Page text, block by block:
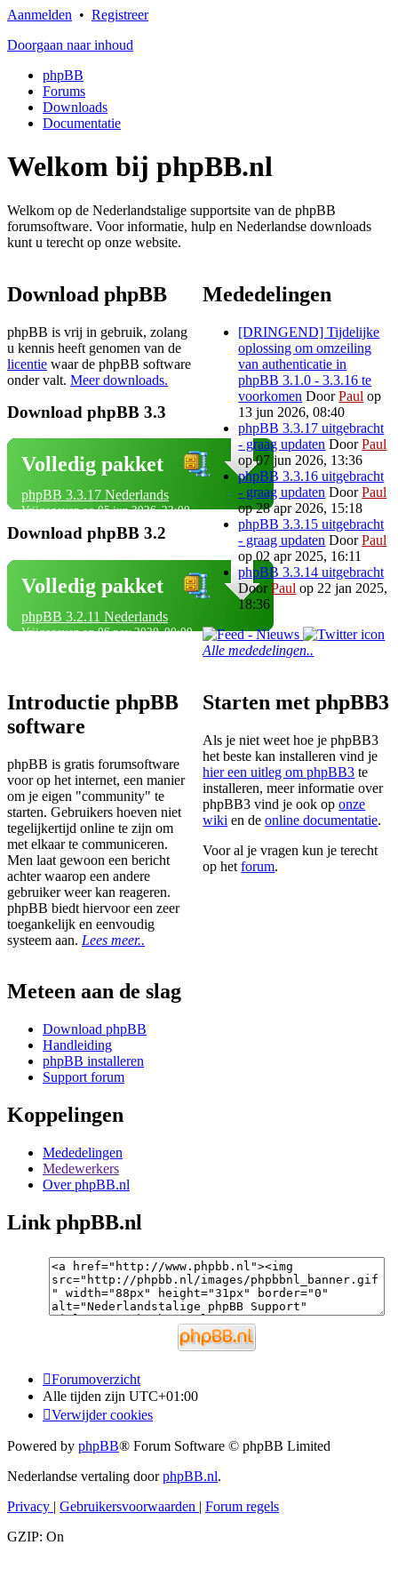
Aanmelden • Registreer
Doorgaan naar inhoud
phpBB
Forums
Downloads
Documentatie
Welkom bij phpBB.nl
Welkom op de Nederlandstalige supportsite van de phpBB
forumsoftware. Voor informatie, hulp en Nederlandse downloads
kunt u terecht op onze website.
Download phpBB
phpBB is vrij in gebruik, zolang
u kennis heeft genomen van de
licentie waar de phpBB software
onder valt. Meer downloads.
Download phpBB 3.3
Volledig pakket
phpBB 3.3.17 Nederlands
Vrijgegeven op 05 jun 2026, 23:00
Download phpBB 3.2
Volledig pakket
phpBB 3.2.11 Nederlands
Vrijgegeven op 06 nov 2020, 00:00
Mededelingen
[DRINGEND] Tijdelijke
oplossing om omzeiling
van authenticatie in
phpBB 3.1.0 - 3.3.16 te
voorkomen DoorPaul op
13 jun 2026, 08:40
phpBB 3.3.17 uitgebracht
- graag updaten DoorPaul
op 07 jun 2026, 13:36
phpBB 3.3.16 uitgebracht
- graag updaten DoorPaul
op 28 apr 2026, 15:18
phpBB 3.3.15 uitgebracht
- graag updaten DoorPaul
op 02 apr 2025, 16:11
phpBB 3.3.14 uitgebracht
DoorPaul op 22 jan 2025,
18:36
Alle mededelingen..
Introductie phpBB
software
phpBB is gratis forumsoftware
voor op het internet, een manier
om je eigen "community" te
starten. Gebruikers hoeven niet
tegelijkertijd online te zijn om
met elkaar te communiceren.
Men laat gewoon een bericht
achter waarop een andere
gebruiker weer kan reageren.
phpBB biedt hiervoor een zeer
toegankelijk en eenvoudig
systeem aan. Lees meer..
Starten met phpBB3
Als je niet weet hoe je phpBB3
het beste kan installeren vind je
hier een uitleg om phpBB3 te
installeren, meer informatie over
phpBB3 vind je ook oponze
wiki en deonline documentatie.
Voor al je vragen kun je terecht
op hetforum.
Meteen aan de slag
Download phpBB
Handleiding
phpBB installeren
Support forum
Koppelingen
Mededelingen
Medewerkers
Over phpBB.nl
Link phpBB.nl
Forumoverzicht
Alle tijden zijn UTC+01:00
Verwijder cookies
Powered by phpBB® Forum Software © phpBB Limited
Nederlandse vertaling doorphpBB.nl.
Privacy | Gebruikersvoorwaarden | Forum regels
GZIP: On